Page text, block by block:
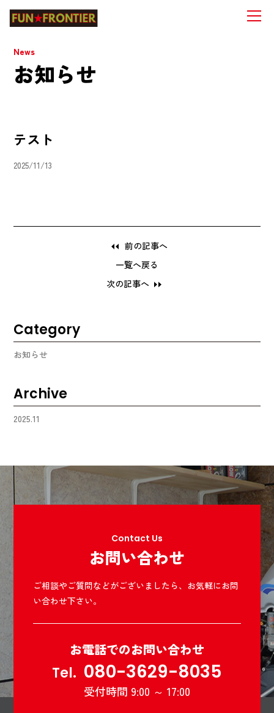
News
お知らせ
Category
お知らせ
Archive
2025.11
テスト
2025/11/13
前の記事へ
一覧へ戻る
次の記事へ
Contact Us
お問い合わせ
ご相談やご質問などがございましたら、お気軽にお問
い合わせ下さい。
お電話でのお問い合わせ
Tel. 080-3629-8035
受付時間 9:00 ～ 17:00